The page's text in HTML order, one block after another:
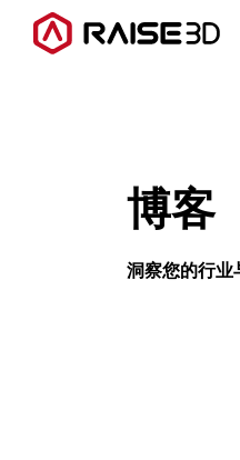
博客
洞察您的行业